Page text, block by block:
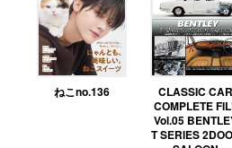
ねこno.136
CLASSIC CAR
COMPLETE
Vol.05
T SERIES